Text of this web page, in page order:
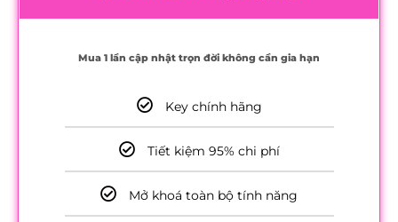
Mua 1 lần cập nhật trọn đời không cần gia hạn
Key chính hãng
Tiết kiệm 95% chi phí
Mở khoá toàn bộ tính năng